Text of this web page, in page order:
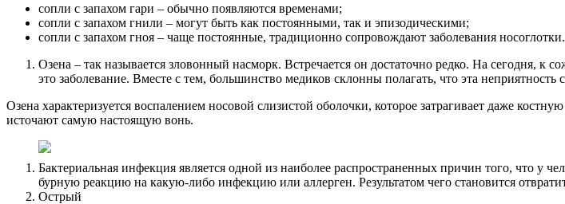
сопли с запахом гари – обычно появляются временами;
сопли с запахом гнили – могут быть как постоянными, так и эпизодическими;
сопли с запахом гноя – чаще постоянные, традиционно сопровождают заболевания
Озена – так называется зловонный насморк. Встречается он достаточно редко. На сегодня,
это заболевание. Вместе с тем, большинство медиков склонны полагать, что эта неприятность
Озена характеризуется воспалением носовой слизистой оболочки, которое затрагивает даже
источают самую настоящую вонь.
Бактериальная инфекция является одной из наиболее распространенных причин того, что у
бурную реакцию на какую-либо инфекцию или аллерген. Результатом чего становится
Острый